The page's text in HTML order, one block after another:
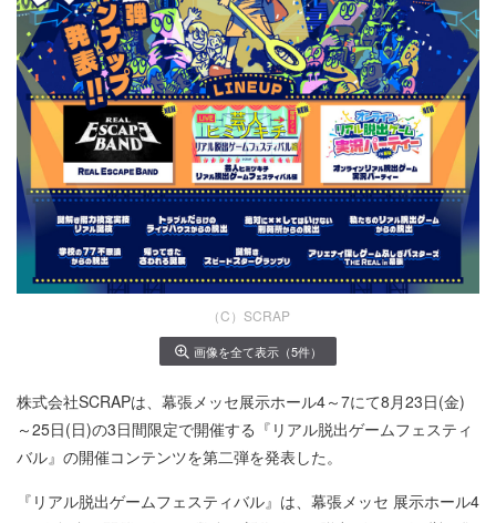
（C）SCRAP
画像を全て表示（5件）
株式会社SCRAPは、幕張メッセ展示ホール4～7にて8月23日(金)
～25日(日)の3日間限定で開催する『リアル脱出ゲームフェスティ
バル』の開催コンテンツを第二弾を発表した。
『リアル脱出ゲームフェスティバル』は、幕張メッセ 展示ホール4